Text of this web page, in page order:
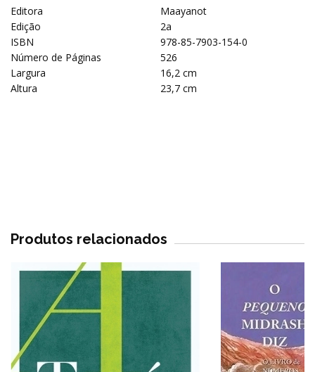
Editora
Maayanot
Edição
2a
ISBN
978-85-7903-154-0
Número de Páginas
526
Largura
16,2 cm
Altura
23,7 cm
Produtos relacionados